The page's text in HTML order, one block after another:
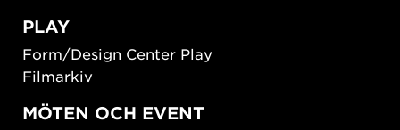
PLAY
Form/Design Center Play
Filmarkiv
MÖTEN OCH EVENT